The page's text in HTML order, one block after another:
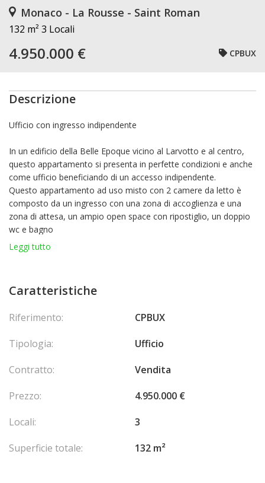
Monaco - La Rousse - Saint Roman
132 m² 3 Locali
4.950.000 € CPBUX
Descrizione
Ufficio con ingresso indipendente
In un edificio della Belle Epoque vicino al Larvotto e al centro,
questo appartamento si presenta in perfette condizioni e anche
come ufficio beneficiando di un accesso indipendente.
Questo appartamento ad uso misto con 2 camere da letto è
composto da un ingresso con una zona di accoglienza e una
zona di attesa, un ampio open space con ripostiglio, un doppio
wc e bagno
Leggi tutto
Caratteristiche
Riferimento:
CPBUX
Tipologia:
Ufficio
Contratto:
Vendita
Prezzo:
4.950.000 €
Locali:
3
Superficie totale:
132 m²